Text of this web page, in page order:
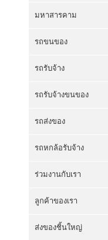
มหาสารคาม
รถขนของ
รถรับจ้าง
รถรับจ้างขนของ
รถส่งของ
รถหกล้อรับจ้าง
ร่วมงานกับเรา
ลูกค้าของเรา
ส่งของชิ้นใหญ่